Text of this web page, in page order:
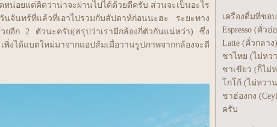
อยแต่คิดว่าน่าจะผ่านไปได้ด้วยดีครับ ส่วนจะเป็นอะไร
จันทร์ที่แล้วที่เอาไปรวมกับสัปดาห์ก่อนนะฮะ ระยะทาง
ยอีก 2 ตัวนะครับ(สรุปว่าเรามีกล้องกี่ตัวกันแน่หว่า) ซึ่ง
งได้แบตใหม่มาจากแอปส้มเมื่อวานรูปภาพจากกล้องจะดี
เครื่องดื่มที่ชอ
Espresso (คั่วอ่
Latte (คั่วกลาง)
ชาไทย (ไม่หว
ชาเขียว (ก็ไม่
กโก้ (ไม่หวา
ชาฮ่องกง
ครับ